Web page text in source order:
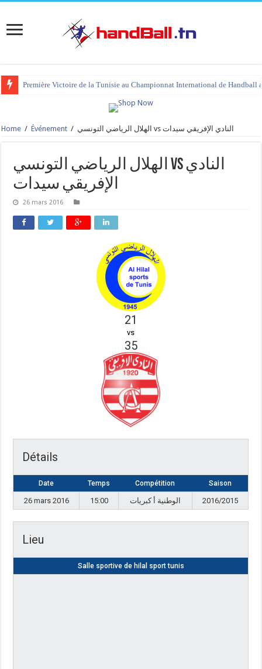
Première Victoire de la Tunisie au Championnat International de Handball
Home / Événement / الهلال الرياضي التونسي vs النادي الإفريقي سيدات
الهلال الرياضي التونسي vs النادي
الإفريقي سيدات
26 mars 2016
21
vs
35
Détails
Date Temps Compétition Saison
26 mars 2016 15:00 الوطنية أ كبريات 2016/2015
Lieu
Salle sportive de hilal sport tunis